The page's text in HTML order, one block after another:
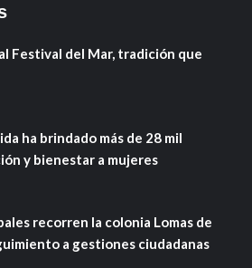
Festival del Mar, tradición que
ha brindado más de 28 mil
y bienestar a mujeres
recorren la colonia Lomas de
a gestiones ciudadanas